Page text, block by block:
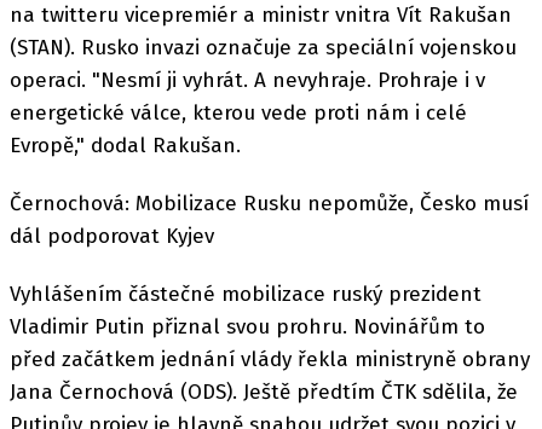
na twitteru vicepremiér a ministr vnitra Vít Rakušan
(STAN). Rusko invazi označuje za speciální vojenskou
operaci. "Nesmí ji vyhrát. A nevyhraje. Prohraje i v
energetické válce, kterou vede proti nám i celé
Evropě," dodal Rakušan.
Černochová: Mobilizace Rusku nepomůže, Česko musí
dál podporovat Kyjev
Vyhlášením částečné mobilizace ruský prezident
Vladimir Putin přiznal svou prohru. Novinářům to
před začátkem jednání vlády řekla ministryně obrany
Jana Černochová (ODS). Ještě předtím ČTK sdělila, že